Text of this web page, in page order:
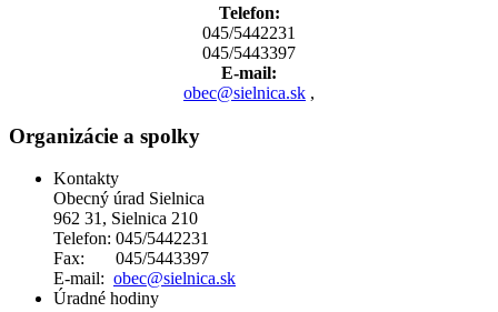
Telefon:
045/5442231
045/5443397
E-mail:
obec@sielnica.sk ,
Organizácie a spolky
Kontakty
Obecný úrad Sielnica
962 31, Sielnica 210
Telefon: 045/5442231
Fax: 045/5443397
E-mail: obec@sielnica.sk
Úradné hodiny